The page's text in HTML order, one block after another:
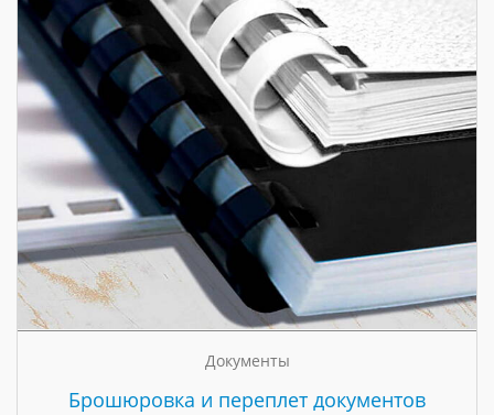
Документы
Брошюровка и переплет документов